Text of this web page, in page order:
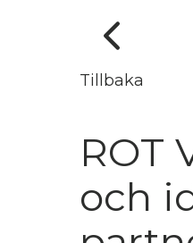
Tillbaka
ROT
och